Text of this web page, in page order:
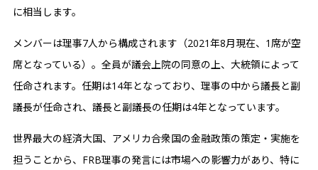
に相当します。
メンバーは理事7人から構成されます（2021年8月現在、1席が空
席となっている）。全員が議会上院の同意の上、大統領によって
任命されます。任期は14年となっており、理事の中から議長と副
議長が任命され、議長と副議長の任期は4年となっています。
世界最大の経済大国、アメリカ合衆国の金融政策の策定・実施を
担うことから、FRB理事の発言には市場への影響力があり、特に